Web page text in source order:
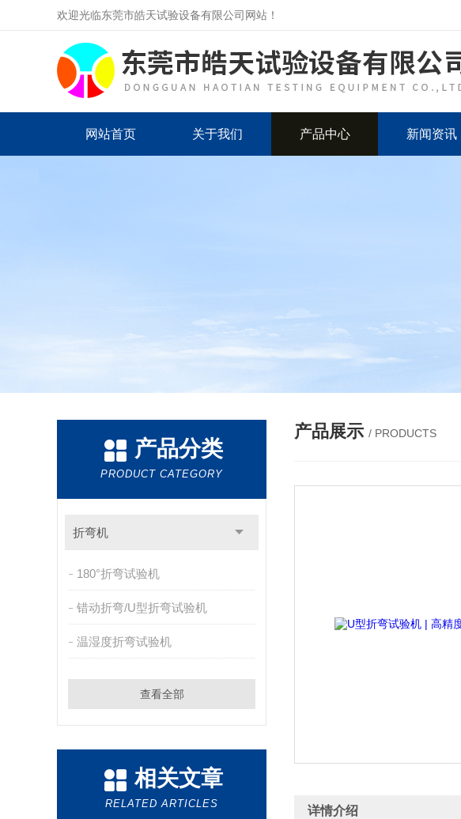
欢迎光临东莞市皓天试验设备有限公司网站！
网站首页 关于我们 产品中心 新闻资讯
产品分类
PRODUCT CATEGORY
折弯机
180°折弯试验机
错动折弯/U型折弯试验机
温湿度折弯试验机
查看全部
相关文章
RELATED ARTICLES
产品展示 / PRODUCTS
详情介绍